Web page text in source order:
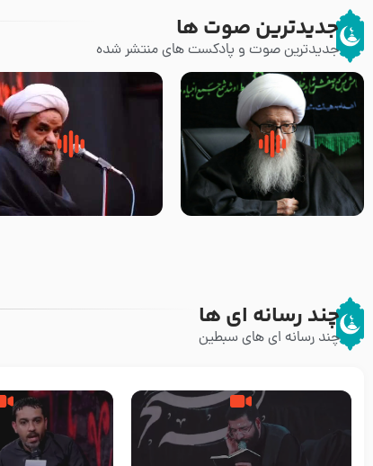
جدیدترین صوت ها
جدیدترین صوت و پادکست های منتشر شده
زوّار اربعین امام حسین (علیه
السلام) با این اشتیاق به زیارت
روضه جانسوز پاره های جگر امام
حسن مجتبی علیه السلام-حجت
چند رسانه ای ها
چند رسانه ای های سبطین